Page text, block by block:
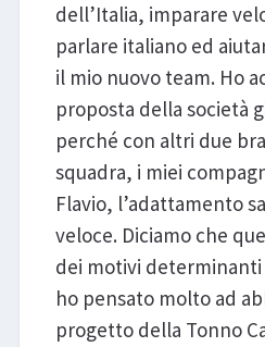
dell’Italia, imparare
parlare italiano ed
il mio nuovo team. Ho
proposta della società
perché con altri due
squadra, i miei
Flavio, l’adattamento
veloce. Diciamo che
dei motivi determinanti
ho pensato molto ad
progetto della Tonno